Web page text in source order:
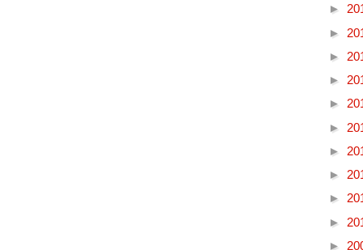
►
►
►
►
►
►
►
►
►
►
►